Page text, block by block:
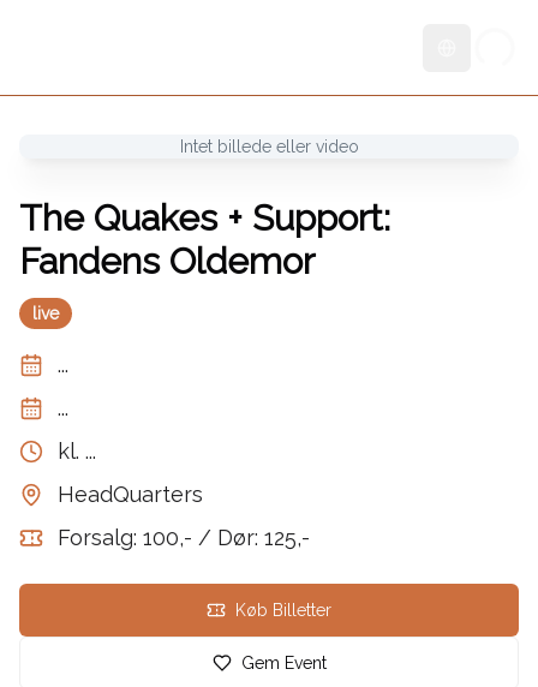
Intet billede eller video
The Quakes + Support:
Fandens Oldemor
live
...
...
kl. ...
HeadQuarters
Forsalg: 100,- / Dør: 125,-
Køb Billetter
Gem Event